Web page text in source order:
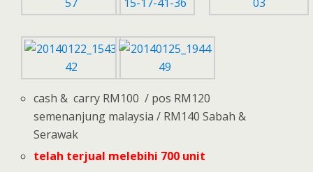
cash & carry RM100 / pos RM120
semenanjung malaysia / RM140 Sabah &
Serawak
telah terjual melebihi 700 unit